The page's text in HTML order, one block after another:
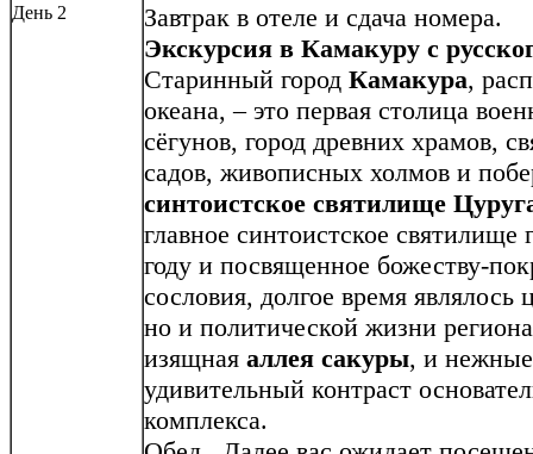
День 2
Завтрак в отеле и сдача номера.
Экскурсия в Камакуру с
Старинный город Камакура,
океана, – это первая столица
сёгунов, город древних храмов,
садов, живописных холмов и
синтоистское святилище
главное синтоистское святилище
году и посвященное божеству-
сословия, долгое время
но и политической жизни
изящная аллея сакуры, и
удивительный контраст
комплекса.